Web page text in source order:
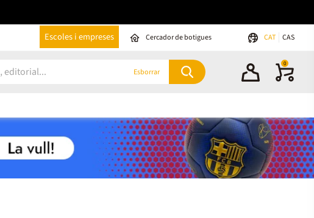
Escoles i empreses Cercador de botigues CAT CAS
Esborrar
0